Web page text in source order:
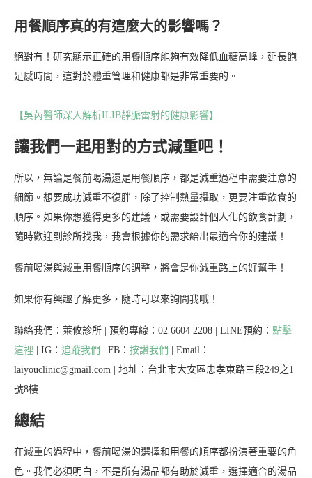
用餐順序真的有這麼大的影響嗎？
絕對有！研究顯示正確的用餐順序能夠有效降低血糖高峰，延長飽
足感時間，這對於體重管理和健康都是非常重要的。
【吳芮醫師深入解析ILIB靜脈雷射的健康影響】
讓我們一起用對的方式減重吧！
所以，無論是餐前喝湯還是用餐順序，都是減重過程中需要注意的
細節。想要成功減重不復胖，除了控制熱量攝取，更要注重飲食的
順序。如果你想獲得更多的建議，或需要設計個人化的飲食計劃，
隨時歡迎到診所找我，我會根據你的需求給出最適合你的建議！
餐前喝湯與減重用餐順序的調整，將會是你減重路上的好幫手！
如果你有興趣了解更多，隨時可以來詢問我哦！
聯絡我們：萊攸診所 | 預約專線：02 6604 2208 | LINE預約： 點擊
這裡 | IG： 追蹤我們 | FB： 按讚我們
| Email：
laiyouclinic@gmail.com | 地址：台北市大安區忠孝東路三段249之1
號8樓
總結
在減重的過程中，餐前喝湯的選擇和用餐的順序都扮演著重要的角
色。我們必須明白，不是所有湯品都有助於減重，選擇適合的湯品